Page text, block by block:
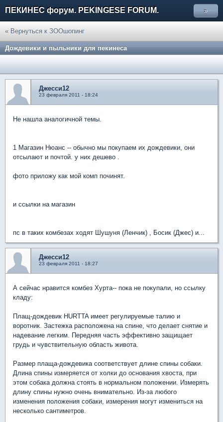
ПЕКИНЕС форум. PEKINGESE FORUM. »
« Вернуться к ЗООшопинг
Дождевики и пыльники для пекинеса
Джесси12
23 февраля 2011 - 18:24
Не нашла аналогичной темы.
1 Магазин Нюанс -- обычно мы покупаем их дождевики, они
отсылают и почтой. у них дешево .
фото приложу как мой комп починят.
и ссылки на магазин
пс в таких комбезах ходят Шушуня (Ленчик) , Босик (Джес) и...
Джесси12
23 февраля 2011 - 18:27
А сейчас нравится комбез Хурта-- пока не покупали, но ссылку
кладу:
Плащ-дождевик HURTTA имеет регулируемые талию и
воротник. Застежка расположена на спине, что делает снятие и
надевание легким. Передняя часть эффективно защищает
грудь и чувствительную область живота.
Размер плаща-дождевика соответствует длине спины собаки.
Длина спины измеряется от холки до основания хвоста, при
этом собака должна стоять в нормальном положении. Измерять
длину спины нужно очень внимательно. Из-за любого
изменения положения собаки, измерения могут измениться на
несколько сантиметров.